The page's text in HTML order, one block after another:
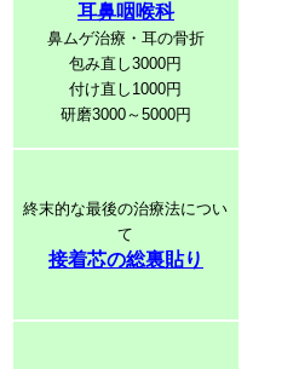
耳鼻咽喉科
鼻ムゲ治療・耳の骨折
包み直し3000円
付け直し1000円
研磨3000～5000円
終末的な最後の治療法につい
て
接着芯の総裏貼り